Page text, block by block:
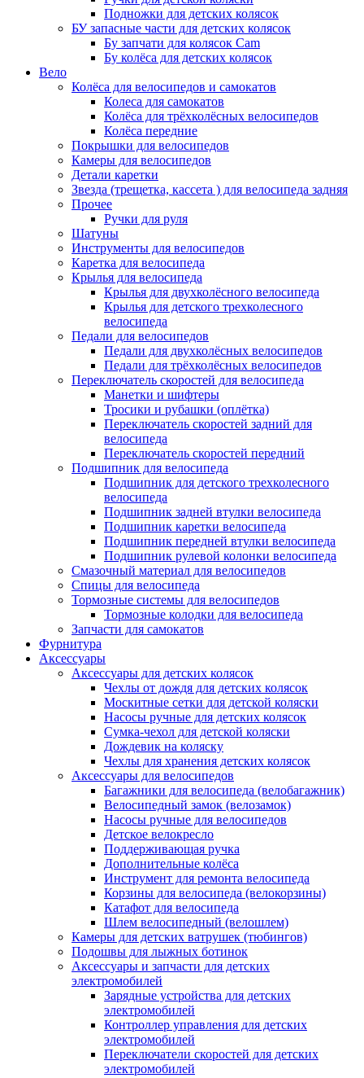
Подножки для детских колясок
БУ запасные части для детских колясок
Бу запчати для колясок Cam
Бу колёса для детских колясок
Вело
Колёса для велосипедов и самокатов
Колеса для самокатов
Колёса для трёхколёсных велосипедов
Колёса передние
Покрышки для велосипедов
Камеры для велосипедов
Детали каретки
Звезда (трещетка, кассета ) для велосипеда задняя
Прочее
Ручки для руля
Шатуны
Инструменты для велосипедов
Каретка для велосипеда
Крылья для велосипеда
Крылья для двухколёсного велосипеда
Крылья для детского трехколесного
велосипеда
Педали для велосипедов
Педали для двухколёсных велосипедов
Педали для трёхколёсных велосипедов
Переключатель скоростей для велосипеда
Манетки и шифтеры
Тросики и рубашки (оплётка)
Переключатель скоростей задний для
велосипеда
Переключатель скоростей передний
Подшипник для велосипеда
Подшипник для детского трехколесного
велосипеда
Подшипник задней втулки велосипеда
Подшипник каретки велосипеда
Подшипник передней втулки велосипеда
Подшипник рулевой колонки велосипеда
Смазочный материал для велосипедов
Спицы для велосипеда
Тормозные системы для велосипедов
Тормозные колодки для велосипеда
Запчасти для самокатов
Фурнитура
Аксессуары
Аксессуары для детских колясок
Чехлы от дождя для детских колясок
Москитные сетки для детской коляски
Насосы ручные для детских колясок
Сумка-чехол для детской коляски
Дождевик на коляску
Чехлы для хранения детских колясок
Аксессуары для велосипедов
Багажники для велосипеда (велобагажник)
Велосипедный замок (велозамок)
Насосы ручные для велосипедов
Детское велокресло
Поддерживающая ручка
Дополнительные колёса
Инструмент для ремонта велосипеда
Корзины для велосипеда (велокорзины)
Катафот для велосипеда
Шлем велосипедный (велошлем)
Камеры для детских ватрушек (тюбингов)
Подошвы для лыжных ботинок
Аксессуары и запчасти для детских
электромобилей
Зарядные устройства для детских
электромобилей
Контроллер управления для детских
электромобилей
Переключатели скоростей для детских
электромобилей